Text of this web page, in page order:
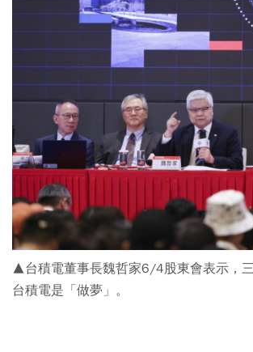
▲台積電董事長魏哲家6/4股東會表示，
台積電是「做夢」。